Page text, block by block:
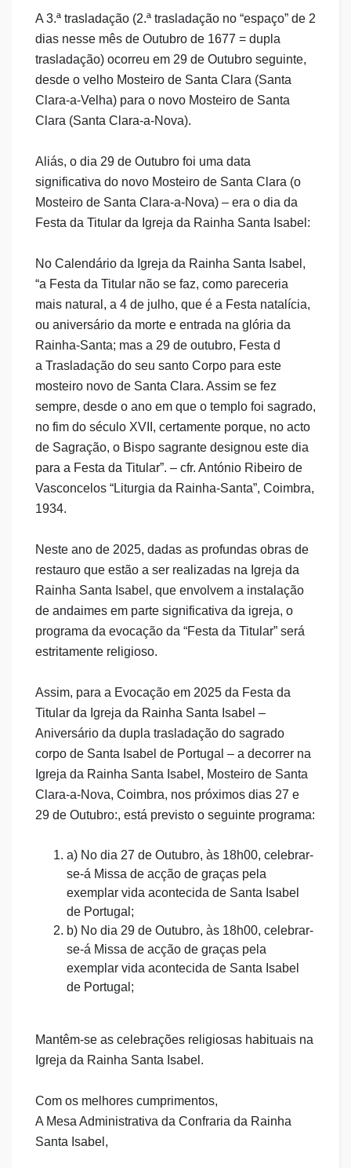
A 3.ª trasladação (2.ª trasladação no “espaço” de 2
dias nesse mês de Outubro de 1677 = dupla
trasladação) ocorreu em 29 de Outubro seguinte,
desde o velho Mosteiro de Santa Clara (Santa
Clara-a-Velha) para o novo Mosteiro de Santa
Clara (Santa Clara-a-Nova).
Aliás, o dia 29 de Outubro foi uma data
significativa do novo Mosteiro de Santa Clara (o
Mosteiro de Santa Clara-a-Nova) – era o dia da
Festa da Titular da Igreja da Rainha Santa Isabel:
No Calendário da Igreja da Rainha Santa Isabel,
“a Festa da Titular não se faz, como pareceria
mais natural, a 4 de julho, que é a Festa natalícia,
ou aniversário da morte e entrada na glória da
Rainha-Santa; mas a 29 de outubro, Festa d
a Trasladação do seu santo Corpo para este
mosteiro novo de Santa Clara. Assim se fez
sempre, desde o ano em que o templo foi sagrado,
no fim do século XVII, certamente porque, no acto
de Sagração, o Bispo sagrante designou este dia
para a Festa da Titular”. – cfr. António Ribeiro de
Vasconcelos “Liturgia da Rainha-Santa”, Coimbra,
1934.
Neste ano de 2025, dadas as profundas obras de
restauro que estão a ser realizadas na Igreja da
Rainha Santa Isabel, que envolvem a instalação
de andaimes em parte significativa da igreja, o
programa da evocação da “Festa da Titular” será
estritamente religioso.
Assim, para a Evocação em 2025 da Festa da
Titular da Igreja da Rainha Santa Isabel –
Aniversário da dupla trasladação do sagrado
corpo de Santa Isabel de Portugal – a decorrer na
Igreja da Rainha Santa Isabel, Mosteiro de Santa
Clara-a-Nova, Coimbra, nos próximos dias 27 e
29 de Outubro:, está previsto o seguinte programa:
a) No dia 27 de Outubro, às 18h00, celebrar-
se-á Missa de acção de graças pela
exemplar vida acontecida de Santa Isabel
de Portugal;
b) No dia 29 de Outubro, às 18h00, celebrar-
se-á Missa de acção de graças pela
exemplar vida acontecida de Santa Isabel
de Portugal;
Mantêm-se as celebrações religiosas habituais na
Igreja da Rainha Santa Isabel.
Com os melhores cumprimentos,
A Mesa Administrativa da Confraria da Rainha
Santa Isabel,